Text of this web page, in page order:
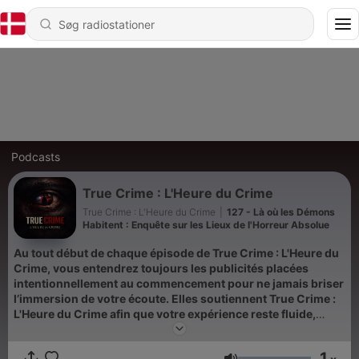
Podcasts
True Crime : L'Heure du Crime
True Crime : L'Heure du Crime
127 - Là où les Démons
Habitent : Enquête sur les Lieux de l'Horreur Absolue
Au tout début de chaque épisode de True Crime : L'Heure du
Crime, vous entendrez toujours les publicités placées
intentionnellement au commencement pour ne jamais briser
l’immersion de votre écoute. Elles soutiennent True Crime :
L'Heure du Crime afin que votre expérience reste fluide,
continue, presque intime… comme ces nuits où l’on écoute